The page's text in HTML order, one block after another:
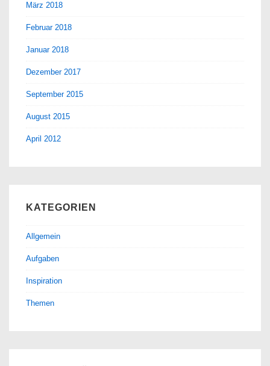
März 2018
Februar 2018
Januar 2018
Dezember 2017
September 2015
August 2015
April 2012
KATEGORIEN
Allgemein
Aufgaben
Inspiration
Themen